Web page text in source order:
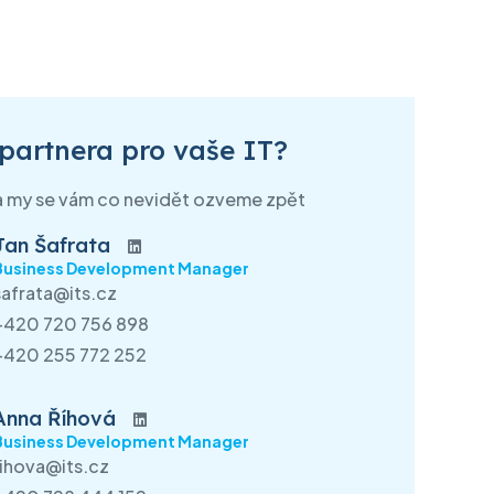
řešení
VMware Carbon Black EDR
Security as a Service –
Produkty IBM
Produkty Lenovo
Infrastruktura a IT řešení
Elektrorevize datových center
Stěhování datových center
Service point – Praha
pro vaše IT?
my se vám co nevidět ozveme zpět
Šafrata
Development Manager
720 756 898
255 772 252
Říhová
Development Manager